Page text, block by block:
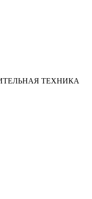
ТЕХНИКА